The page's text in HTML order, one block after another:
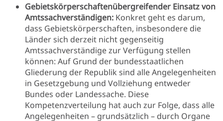
Gebietskörperschaftenübergreifender Einsatz von
Amtssachverständigen: Konkret geht es darum,
dass Gebietskörperschaften, insbesondere die
Länder sich derzeit nicht gegenseitig
Amtssachverständige zur Verfügung stellen
können: Auf Grund der bundesstaatlichen
Gliederung der Republik sind alle Angelegenheiten
in Gesetzgebung und Vollziehung entweder
Bundes oder Landessache. Diese
Kompetenzverteilung hat auch zur Folge, dass alle
Angelegenheiten – grundsätzlich – durch Organe